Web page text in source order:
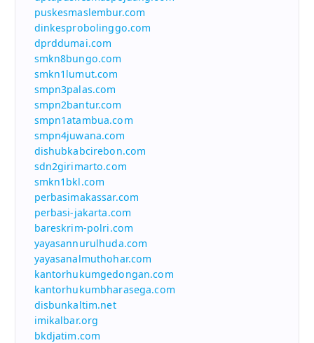
puskesmaslembur.com
dinkesprobolinggo.com
dprddumai.com
smkn8bungo.com
smkn1lumut.com
smpn3palas.com
smpn2bantur.com
smpn1atambua.com
smpn4juwana.com
dishubkabcirebon.com
sdn2girimarto.com
smkn1bkl.com
perbasimakassar.com
perbasi-jakarta.com
bareskrim-polri.com
yayasannurulhuda.com
yayasanalmuthohar.com
kantorhukumgedongan.com
kantorhukumbharasega.com
disbunkaltim.net
imikalbar.org
bkdjatim.com